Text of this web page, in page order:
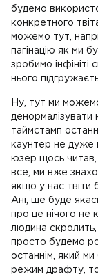
будемо
конкретного
можемо тут,
пагінацію як ми
зробимо
нього
Ну, тут ми
денормалізувати
таймстамп
каунтер не дуже
юзер щось читав,
все, ми вже
якщо у нас твіти
Ані, ще буде
про це нічого не
людина
просто будемо
останнім, який
режим драфту,